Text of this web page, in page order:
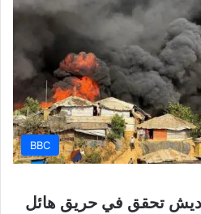
BBC
تحقق في حريق هائل